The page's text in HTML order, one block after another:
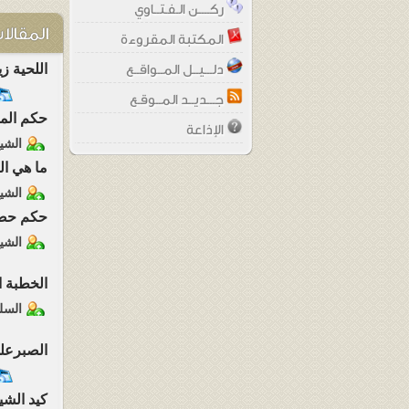
اللحية
حكم
ما هي
حكم
كيد
ركــــن الـفـتــاوي
المكتبة المقروءة
دلـــيــل المــواقــع
جـــديــد المــوقـع
الإذاعة